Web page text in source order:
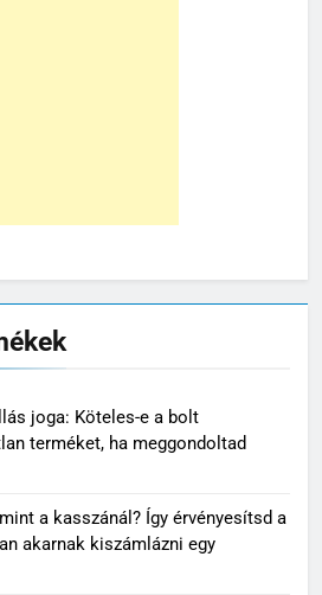
joga: Köteles-e a bolt
terméket, ha meggondoltad
a kasszánál? Így érvényesítsd a
akarnak kiszámlázni egy